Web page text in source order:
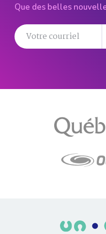
Que des belles